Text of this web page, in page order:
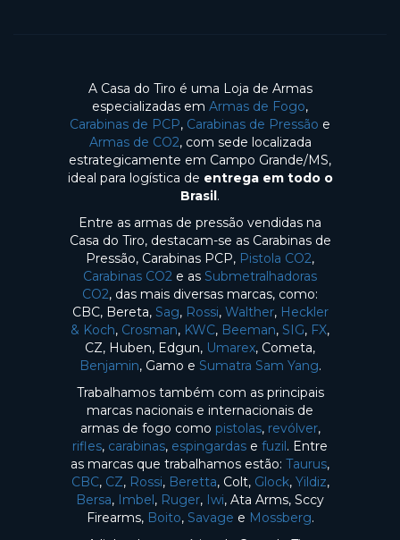
A Casa do Tiro é uma Loja de Armas
especializadas em Armas de Fogo,
Carabinas de PCP, Carabinas de Pressão e
Armas de CO2, com sede localizada
estrategicamente em Campo Grande/MS,
ideal para logística de entrega em todo o
Brasil.
Entre as armas de pressão vendidas na
Casa do Tiro, destacam-se as Carabinas de
Pressão, Carabinas PCP, Pistola CO2,
Carabinas CO2 e as Submetralhadoras
CO2, das mais diversas marcas, como:
CBC, Bereta, Sag, Rossi, Walther, Heckler
& Koch, Crosman, KWC, Beeman, SIG, FX,
CZ, Huben, Edgun, Umarex, Cometa,
Benjamin, Gamo e Sumatra Sam Yang.
Trabalhamos também com as principais
marcas nacionais e internacionais de
armas de fogo como pistolas, revólver,
rifles, carabinas, espingardas e fuzil. Entre
as marcas que trabalhamos estão: Taurus,
CBC, CZ, Rossi, Beretta, Colt, Glock, Yildiz,
Bersa, Imbel, Ruger, Iwi, Ata Arms, Sccy
Firearms, Boito, Savage e Mossberg.